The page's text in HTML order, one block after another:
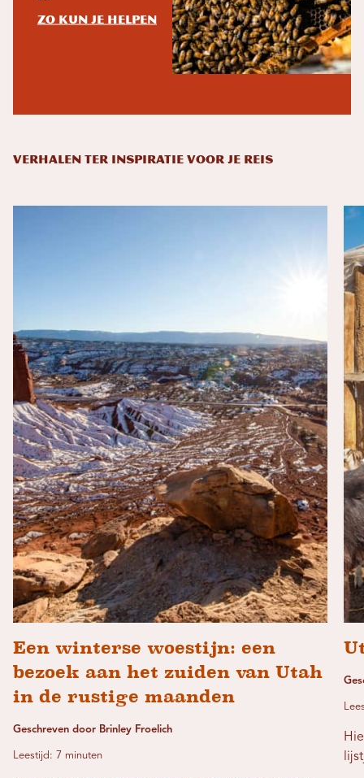
Zo kun je helpen
VERHALEN TER INSPIRATIE VOOR JE REIS
Een winterse woestijn: een
bezoek aan het zuiden van Utah
in de rustige maanden
Geschreven door Brinley Froelich
Leestijd: 7 minuten